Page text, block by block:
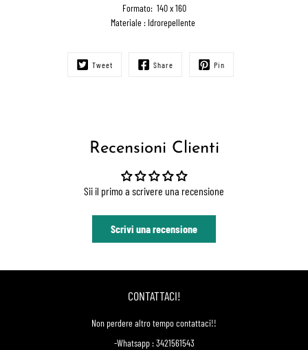
Formato: 140 x 160
Materiale : Idrorepellente
Tweet Share Pin
Recensioni Clienti
Sii il primo a scrivere una recensione
Scrivi una recensione
CONTATTACI!
Non perdere altro tempo contattaci!!
-Whatsapp : 3421561543